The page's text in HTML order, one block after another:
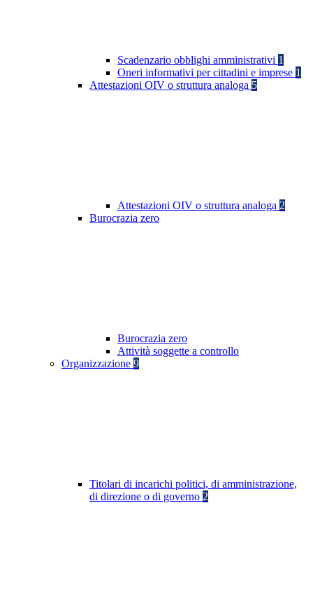
Scadenzario obblighi amministrativi 1
Oneri informativi per cittadini e imprese 1
Attestazioni OIV o struttura analoga 5
Attestazioni OIV o struttura analoga 2
Burocrazia zero
Burocrazia zero
Attività soggette a controllo
Organizzazione 9
Titolari di incarichi politici, di amministrazione,
di direzione o di governo 2